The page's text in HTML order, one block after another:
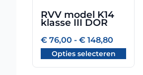
RVV model K14
klasse III DOR
€ 76,00 - € 148,80
€ 76,00
tot
€ 148,80
Opties selecteren
worden
op
de
productpagina